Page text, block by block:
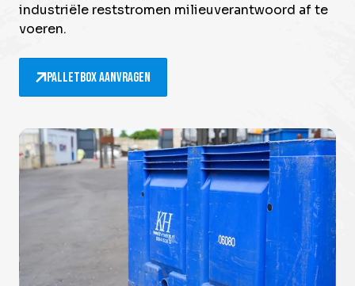
industriële reststromen milieuverantwoord af te
voeren.
Palletbox aanvragen